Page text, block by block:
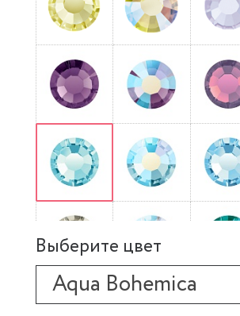
Выберите цвет
Aqua Bohemica